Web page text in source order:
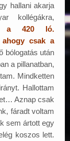
hallani akarja
kollégákra,
a 420 ló.
ahogy csak a
bólogatás után
a pillanatban,
Mindketten
Hallottam
Aznap csak
fáradt voltam
sem ártott egy
koszos lett.